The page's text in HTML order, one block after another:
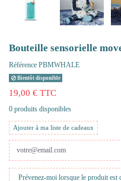
Bouteille sensorielle
Référence PBMWHALE
Bientôt disponible
19,00 € TTC
0 produits disponibles
Ajouter à ma liste de cadeaux